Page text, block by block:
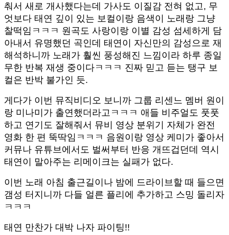
춰서 새로 개사했다는데 가사도 이질감 전혀 없고, 무
엇보다 태연 깊이 있는 보컬이랑 음색이 노래랑 그냥
찰떡임ㅋㅋㅋ 원곡도 사랑이랑 이별 감성 섬세하게 담
아내서 유명했던 곡인데 태연이 자신만의 감성으로 재
해석하니까 노래가 훨씬 풍성해진 느낌이라 하루 종일
무한 반복 재생 중이다ㅋㅋㅋ 진짜 믿고 듣는 탱구 보
컬은 반박 불가인 듯.
게다가 이번 뮤직비디오 보니까 그룹 리센느 멤버 원이
랑 미나미가 출연했더라고ㅋㅋㅋ 애들 비주얼도 풋풋
하고 연기도 잘해줘서 뮤비 영상 분위기 자체가 완전
영화 한 편 뚝딱임ㅋㅋㅋ 음원이랑 영상 케미가 좋아서
커뮤나 유튜브에서도 벌써부터 반응 개뜨겁던데 역시
태연이 말아주는 리메이크는 실패가 없다.
이번 노래 아침 출근길이나 밤에 드라이브할 때 들으면
갬성 터지니까 다들 얼른 플리에 추가하고 스밍 돌리자
ㅋㅋㅋ
태연 만찬가 대박 나자 파이팅!!